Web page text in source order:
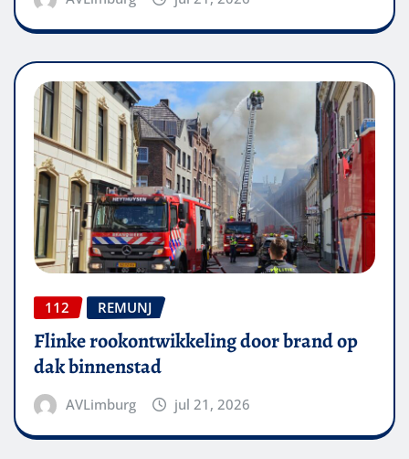
112 REMUNJ
Flinke rookontwikkeling door brand op
dak binnenstad
AVLimburg jul 21, 2026